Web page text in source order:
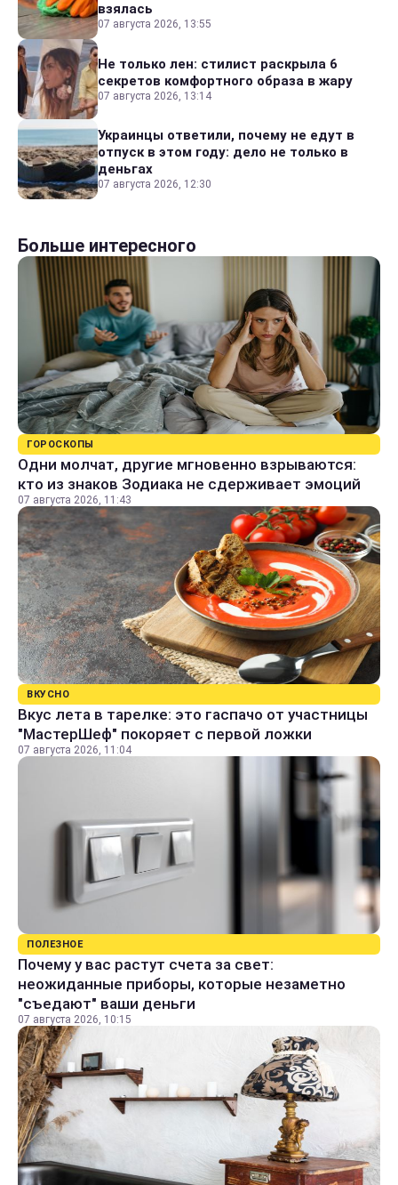
взялась
07 августа 2026, 13:55
Не только лен: стилист раскрыла 6
секретов комфортного образа в жару
07 августа 2026, 13:14
Украинцы ответили, почему не едут в
отпуск в этом году: дело не только в
деньгах
07 августа 2026, 12:30
Больше интересного
ГОРОСКОПЫ
Одни молчат, другие мгновенно взрываются:
кто из знаков Зодиака не сдерживает эмоций
07 августа 2026, 11:43
ВКУСНО
Вкус лета в тарелке: это гаспачо от участницы
"МастерШеф" покоряет с первой ложки
07 августа 2026, 11:04
ПОЛЕЗНОЕ
Почему у вас растут счета за свет:
неожиданные приборы, которые незаметно
"съедают" ваши деньги
07 августа 2026, 10:15